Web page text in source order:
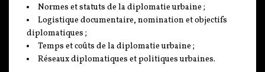
Normes et statuts de la diplomatie urbaine ;
Logistique documentaire, nomination et objectifs
diplomatiques ;
Temps et coûts de la diplomatie urbaine ;
Réseaux diplomatiques et politiques urbaines.